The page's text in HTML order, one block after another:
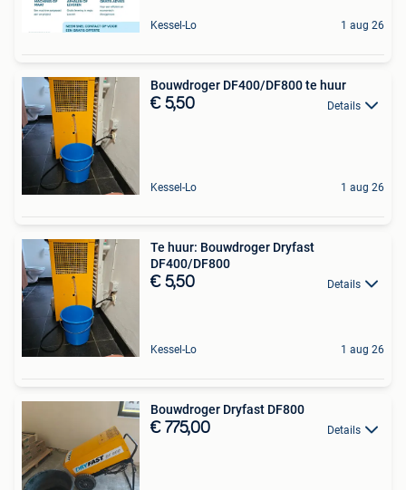
Kessel-Lo 1 aug 26
Bouwdroger DF400/DF800 te huur
€ 5,50 Details
Kessel-Lo 1 aug 26
Te huur: Bouwdroger Dryfast
DF400/DF800
€ 5,50 Details
Kessel-Lo 1 aug 26
Bouwdroger Dryfast DF800
€ 775,00 Details